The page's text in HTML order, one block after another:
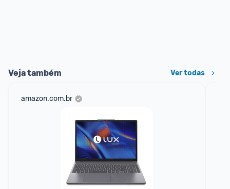
Veja também Ver todas
amazon.com.br